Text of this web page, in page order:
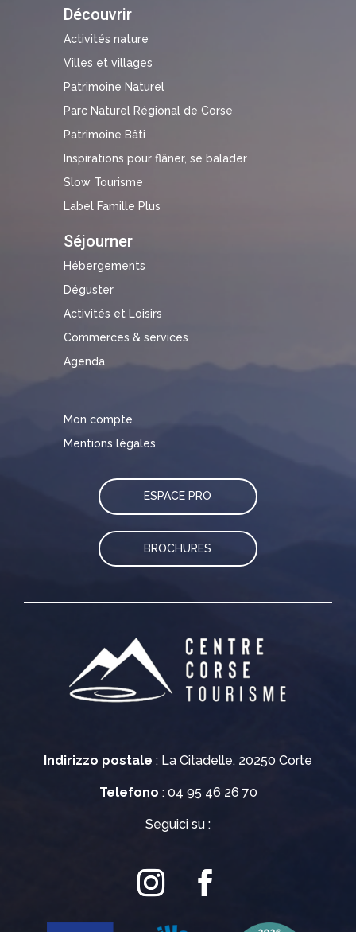
Indirizzo postale : La Citadelle, 20250 Corte
Telefono : 04 95 46 26 70
Seguici su :
Découvrir
Activités nature
Villes et villages
Patrimoine Naturel
Parc Naturel Régional de Corse
Patrimoine Bâti
Inspirations pour flâner, se balader
Slow Tourisme
Label Famille Plus
Séjourner
Hébergements
Déguster
Activités et Loisirs
Commerces & services
Agenda
Mon compte
Mentions légales
ESPACE PRO
BROCHURES